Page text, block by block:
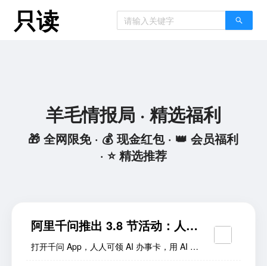
只读
羊毛情报局 · 精选福利
🎁 全网限免 · 💰 现金红包 · 👑 会员福利
· ⭐ 精选推荐
阿里千问推出 3.8 节活动：人人
可领 AI 办事卡，可享无门槛立
打开千问 App，人人可领 AI 办事卡，用 AI 一